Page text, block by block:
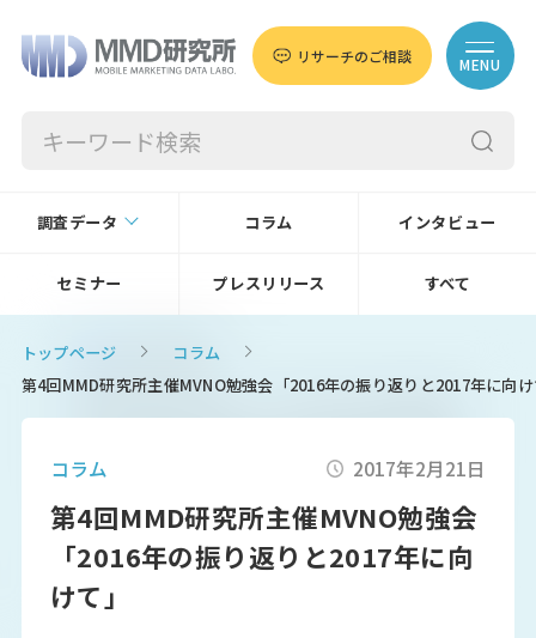
リサーチのご相談 MENU
調査データ コラム インタビュー
セミナー プレスリリース すべて
トップページ
コラム
第4回MMD研究所主催MVNO勉強会「2016年の振り返りと2017年に向
コラム 2017年2月21日
第4回MMD研究所主催MVNO勉強会
「2016年の振り返りと2017年に向
けて」